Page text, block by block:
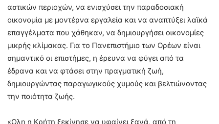
αστικών περιοχών, να ενισχύσει την παραδοσιακή
οικονομία με μοντέρνα εργαλεία και να αναπτύξει λαϊκά
επαγγέλματα που χάθηκαν, να δημιουργήσει οικονομίες
μικρής κλίμακας. Για το Πανεπιστήμιο των Ορέων είναι
σημαντικό οι επιστήμες, η έρευνα να φύγει από τα
έδρανα και να φτάσει στην πραγματική ζωή,
δημιουργώντας παραγωγικούς χυμούς και βελτιώνοντας
την ποιότητα ζωής.
«Ολη η Κρήτη ξεκίνησε να υφαίνει ξανά, από τη